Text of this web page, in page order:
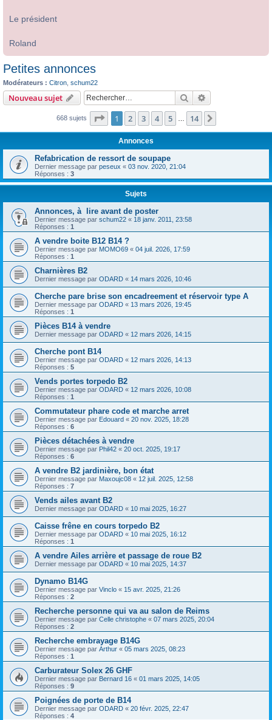
Le président
Roland
Petites annonces
Modérateurs : Citron schum22
Nouveau sujet Rechercher
668 sujets Page 1sur14
1 2 3 4 5 14
Annonces
Refabrication de ressort de soupape
Dernier message par peseux « 03 nov. 2020, 21:04
Réponses : 3
Sujets
Annonces, à lire avant de poster
Dernier message par schum22 « 18 janv. 2011, 23:58
Réponses : 1
A vendre boite B12 B14 ?
Dernier message par MOMO69 « 04 juil. 2026, 17:59
Réponses : 1
Charnières B2
Dernier message par ODARD « 14 mars 2026, 10:46
Cherche pare brise son encadreement et réservoir type A
Dernier message par ODARD « 13 mars 2026, 19:45
Réponses : 1
Pièces B14 à vendre
Dernier message par ODARD « 12 mars 2026, 14:15
Cherche pont B14
Dernier message par ODARD « 12 mars 2026, 14:13
Réponses : 5
Vends portes torpedo B2
Dernier message par ODARD « 12 mars 2026, 10:08
Réponses : 1
Commutateur phare code et marche arret
Dernier message par Edouard « 20 nov. 2025, 18:28
Réponses : 6
Pièces détachées à vendre
Dernier message par Phil42 « 20 oct. 2025, 19:17
Réponses : 6
A vendre B2 jardinière, bon état
Dernier message par Maxoujc08 « 12 juil. 2025, 12:58
Réponses : 7
Vends ailes avant B2
Dernier message par ODARD « 10 mai 2025, 16:27
Caisse frêne en cours torpedo B2
Dernier message par ODARD « 10 mai 2025, 16:12
Réponses : 1
A vendre Ailes arrière et passage de roue B2
Dernier message par ODARD « 10 mai 2025, 14:37
Dynamo B14G
Dernier message par Vinclo « 15 avr. 2025, 21:26
Réponses : 2
Recherche personne qui va au salon de Reims
Dernier message par Celle christophe « 07 mars 2025, 20:04
Réponses : 2
Recherche embrayage B14G
Dernier message par Arthur « 05 mars 2025, 08:23
Réponses : 1
Carburateur Solex 26 GHF
Dernier message par Bernard 16 « 01 mars 2025, 14:05
Réponses : 9
Poignées de porte de B14
Dernier message par ODARD « 20 févr. 2025, 22:47
Réponses : 4